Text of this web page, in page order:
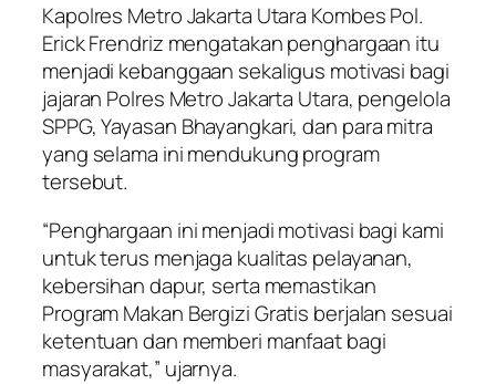
Kapolres Metro Jakarta Utara Kombes Pol.
Erick Frendriz mengatakan penghargaan itu
menjadi kebanggaan sekaligus motivasi bagi
jajaran Polres Metro Jakarta Utara, pengelola
SPPG, Yayasan Bhayangkari, dan para mitra
yang selama ini mendukung program
tersebut.
“Penghargaan ini menjadi motivasi bagi kami
untuk terus menjaga kualitas pelayanan,
kebersihan dapur, serta memastikan
Program Makan Bergizi Gratis berjalan sesuai
ketentuan dan memberi manfaat bagi
masyarakat,” ujarnya.